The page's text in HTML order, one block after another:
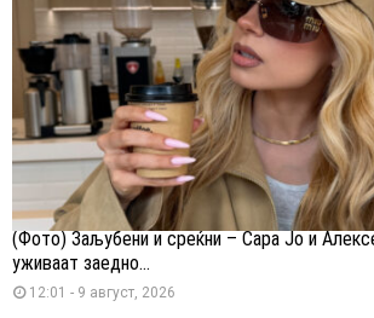
(Фото) Заљубени и среќни – Сара Јо и
уживаат заедно...
12:01 - 9 август, 2026